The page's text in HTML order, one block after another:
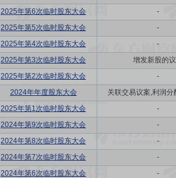
2025年第6次临时股东大会
-
2025年第5次临时股东大会
-
2025年第4次临时股东大会
-
2025年第3次临时股东大会
增发新股的
2025年第2次临时股东大会
-
2024年年度股东大会
关联交易议案,利润分
2025年第1次临时股东大会
-
2024年第9次临时股东大会
-
2024年第8次临时股东大会
-
2024年第7次临时股东大会
-
2024年第6次临时股东大会
-